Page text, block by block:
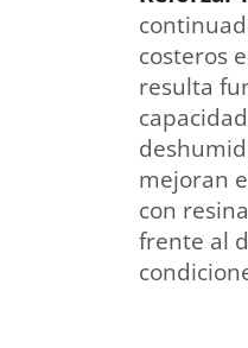
costeros
resulta
mejoran
con
frente al